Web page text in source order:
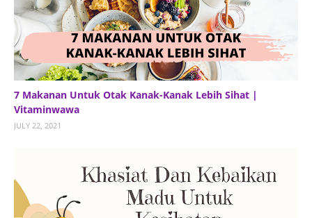
7 Makanan Untuk Otak Kanak-Kanak Lebih Sihat |
Vitaminwawa
JULY 22, 2021